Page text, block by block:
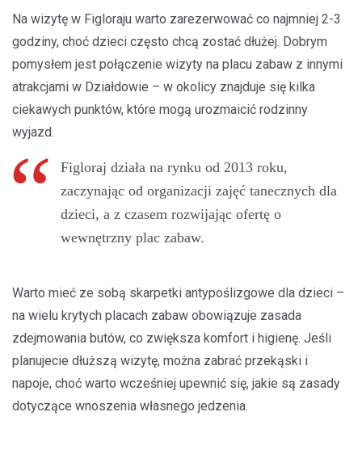
Na wizytę w Figloraju warto zarezerwować co najmniej 2-3
godziny, choć dzieci często chcą zostać dłużej. Dobrym
pomysłem jest połączenie wizyty na placu zabaw z innymi
atrakcjami w Działdowie – w okolicy znajduje się kilka
ciekawych punktów, które mogą urozmaicić rodzinny
wyjazd.
Figloraj działa na rynku od 2013 roku,
zaczynając od organizacji zajęć tanecznych dla
dzieci, a z czasem rozwijając ofertę o
wewnętrzny plac zabaw.
Warto mieć ze sobą skarpetki antypoślizgowe dla dzieci –
na wielu krytych placach zabaw obowiązuje zasada
zdejmowania butów, co zwiększa komfort i higienę. Jeśli
planujecie dłuższą wizytę, można zabrać przekąski i
napoje, choć warto wcześniej upewnić się, jakie są zasady
dotyczące wnoszenia własnego jedzenia.